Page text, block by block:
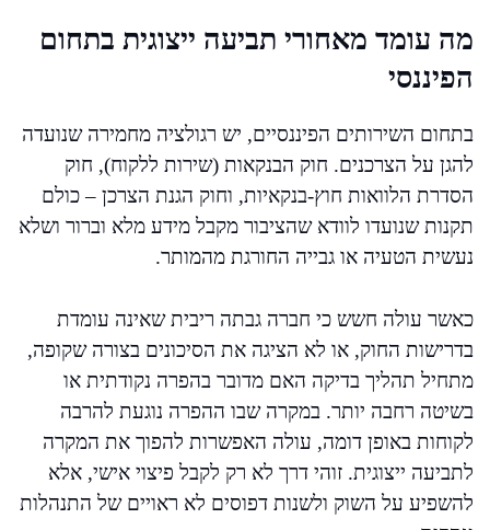
מה עומד מאחורי תביעה ייצוגית בתחום
הפיננסי
בתחום השירותים הפיננסיים, יש רגולציה מחמירה שנועדה
להגן על הצרכנים. חוק הבנקאות (שירות ללקוח), חוק
הסדרת הלוואות חוץ-בנקאיות, וחוק הגנת הצרכן – כולם
תקנות שנועדו לוודא שהציבור מקבל מידע מלא וברור ושלא
נעשית הטעיה או גבייה החורגת מהמותר.
כאשר עולה חשש כי חברה גבתה ריבית שאינה עומדת
בדרישות החוק, או לא הציגה את הסיכונים בצורה שקופה,
מתחיל תהליך בדיקה האם מדובר בהפרה נקודתית או
בשיטה רחבה יותר. במקרה שבו ההפרה נוגעת להרבה
לקוחות באופן דומה, עולה האפשרות להפוך את המקרה
לתביעה ייצוגית. זוהי דרך לא רק לקבל פיצוי אישי, אלא
להשפיע על השוק ולשנות דפוסים לא ראויים של התנהלות